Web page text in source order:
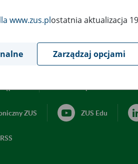
ZUS ZUS Edu
www.zus.plostatnia aktualizacja
Zarządzaj opcjami